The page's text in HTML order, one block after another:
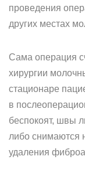
проведения
других местах
Сама операция
хирургии
стационаре
в
беспокоят, швы
либо снимаются
удаления